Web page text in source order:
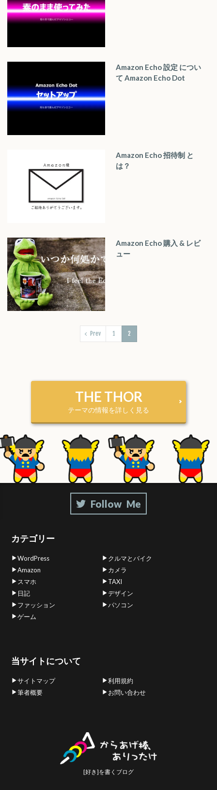
Amazon Echo 設定 につい
て Amazon Echo Dot
Amazon Echo 招待制 と
は？
Amazon Echo 購入 & レビ
ュー
Prev 1 2
THE THOR
テーマの情報を詳しく見る
カテゴリー
WordPress
クルマとバイク
Amazon
カメラ
スマホ
TAXI
日記
デザイン
ファッション
パソコン
ゲーム
当サイトについて
サイトマップ
利用規約
筆者概要
お問い合わせ
[好き]を書くブログ